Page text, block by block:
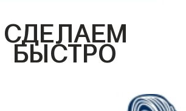
СДЕЛАЕМ
БЫСТРО